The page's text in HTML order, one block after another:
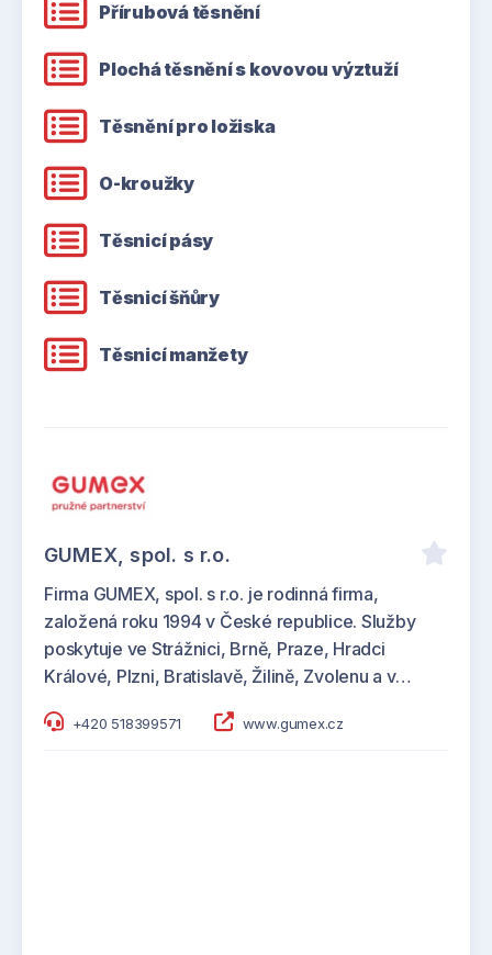
Přírubová těsnění
Plochá těsnění s kovovou výztuží
Těsnění pro ložiska
O-kroužky
Těsnicí pásy
Těsnicí šňůry
Těsnicí manžety
GUMEX, spol. s r.o.
Firma GUMEX, spol. s r.o. je rodinná firma,
založená roku 1994 v České republice. Služby
poskytuje ve Strážnici, Brně, Praze, Hradci
Králové, Plzni, Bratislavě, Žilině, Zvolenu a v…
+420 518399571 www.gumex.cz